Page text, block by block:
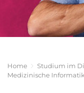
Ärztlicher
Dienst
Medizinische
Fachangestellte
Praxen
OTA
Assistenz
Assistenz
in der
Home
Studium im
Medizinische Informatik